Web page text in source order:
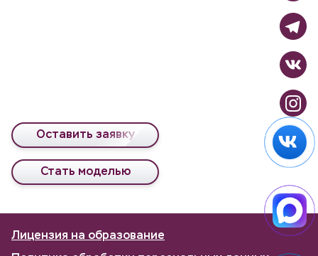
Оставить заявку
Стать моделью
Лицензия на образование